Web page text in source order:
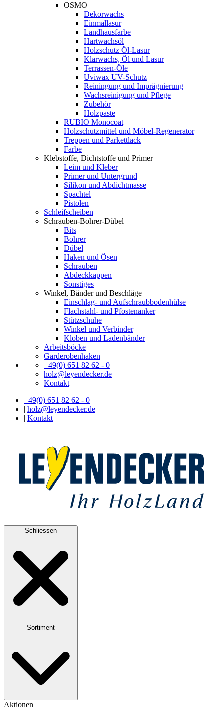
OSMO
Dekorwachs
Einmallasur
Landhausfarbe
Hartwachsöl
Holzschutz Öl-Lasur
Klarwachs, Öl und Lasur
Terrassen-Öle
Uviwax UV-Schutz
Reiningung und Imprägnierung
Wachsreinigung und Pflege
Zubehör
Holzpaste
RUBIO Monocoat
Holzschutzmittel und Möbel-Regenerator
Treppen und Parkettlack
Farbe
Klebstoffe, Dichtstoffe und Primer
Leim und Kleber
Primer und Untergrund
Silikon und Abdichtmasse
Spachtel
Pistolen
Schleifscheiben
Schrauben-Bohrer-Dübel
Bits
Bohrer
Dübel
Haken und Ösen
Schrauben
Abdeckkappen
Sonstiges
Winkel, Bänder und Beschläge
Einschlag- und Aufschraubbodenhülse
Flachstahl- und Pfostenanker
Stützschuhe
Winkel und Verbinder
Kloben und Ladenbänder
Arbeitsböcke
Garderobenhaken
+49(0) 651 82 62 - 0
holz@leyendecker.de
Kontakt
+49(0) 651 82 62 - 0
| holz@leyendecker.de
| Kontakt
Schliessen
Sortiment
Aktionen